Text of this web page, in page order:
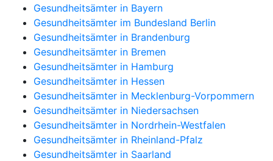
Gesundheitsämter in Bayern
Gesundheitsämter im Bundesland Berlin
Gesundheitsämter in Brandenburg
Gesundheitsämter in Bremen
Gesundheitsämter in Hamburg
Gesundheitsämter in Hessen
Gesundheitsämter in Mecklenburg-Vorpommern
Gesundheitsämter in Niedersachsen
Gesundheitsämter in Nordrhein-Westfalen
Gesundheitsämter in Rheinland-Pfalz
Gesundheitsämter in Saarland